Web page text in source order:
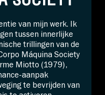
van mijn werk. Ik
tussen innerlijke
trillingen van de
Máquina Society
Miotto (1979),
aanpak
te bevrijden van